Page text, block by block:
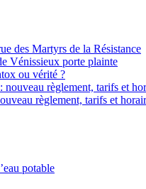
des Martyrs de la Résistance
Vénissieux porte plainte
ou vérité ?
règlement, tarifs et
règlement, tarifs et
potable